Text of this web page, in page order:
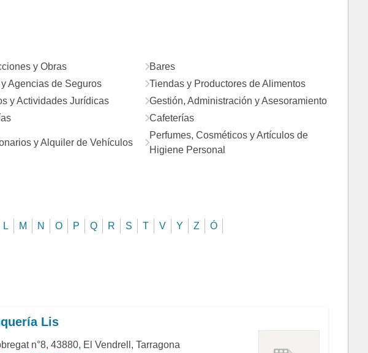
y Obras
Bares
Agencias de Seguros
Tiendas y Productores de Alimentos
y Actividades Jurídicas
Gestión, Administración y Asesoramiento
Cafeterías
y Alquiler de Vehículos
Perfumes, Cosméticos y Artículos de
Higiene Personal
L M N O P Q R S T V Y Z Ó
Lis
n°8, 43880, El Vendrell, Tarragona